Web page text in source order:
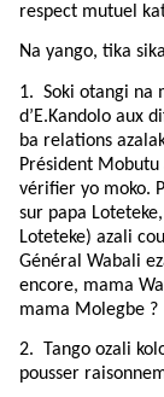
respect mutuel
Na yango, tika
1. Soki otangi na
d’E.Kandolo aux
ba relations
Président Mobutu
vérifier yo moko.
sur papa
Loteteke) azali
Général Wabali
encore, mama
mama Molegbe ?
2.
Tango ozali
pousser